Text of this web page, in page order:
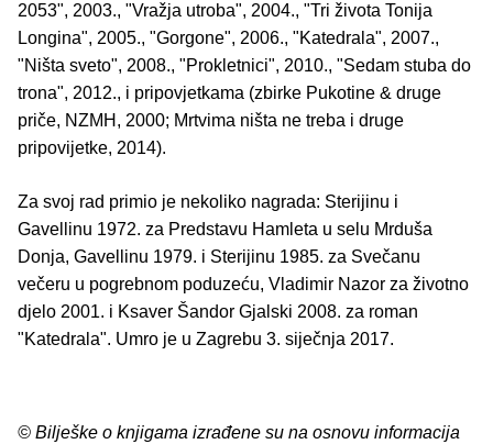
2053", 2003., "Vražja utroba", 2004., "Tri života Tonija
Longina", 2005., "Gorgone", 2006., "Katedrala", 2007.,
"Ništa sveto", 2008., "Prokletnici", 2010., "Sedam stuba do
trona", 2012., i pripovjetkama (zbirke Pukotine & druge
priče, NZMH, 2000; Mrtvima ništa ne treba i druge
pripovijetke, 2014).
Za svoj rad primio je nekoliko nagrada: Sterijinu i
Gavellinu 1972. za Predstavu Hamleta u selu Mrduša
Donja, Gavellinu 1979. i Sterijinu 1985. za Svečanu
večeru u pogrebnom poduzeću, Vladimir Nazor za životno
djelo 2001. i Ksaver Šandor Gjalski 2008. za roman
"Katedrala". Umro je u Zagrebu 3. siječnja 2017.
© Bilješke o knjigama izrađene su na osnovu informacija